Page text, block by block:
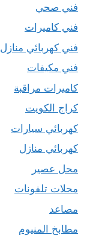
فني صحي
فني كاميرات
فني كهربائي منازل
فني مكيفات
كاميرات مراقبة
كراج الكويت
كهربائي سيارات
كهربائي منازل
محل عصير
محلات تلفونات
مصاعد
مطابخ المنيوم